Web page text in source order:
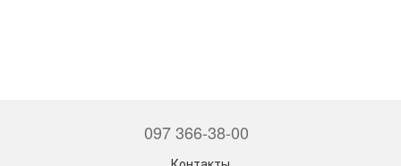
097 366-38-00